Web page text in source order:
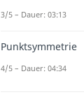
3/5 – Dauer: 03:13
Punktsymmetrie
4/5 – Dauer: 04:34